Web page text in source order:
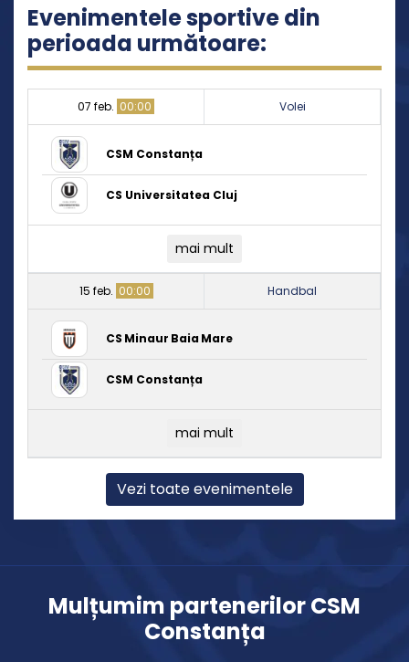
Evenimentele sportive din
perioada următoare:
07 feb. 00:00 Volei
CSM Constanța
CS Universitatea Cluj
mai mult
15 feb. 00:00 Handbal
CS Minaur Baia Mare
CSM Constanța
mai mult
Vezi toate evenimentele
Mulțumim partenerilor CSM
Constanța